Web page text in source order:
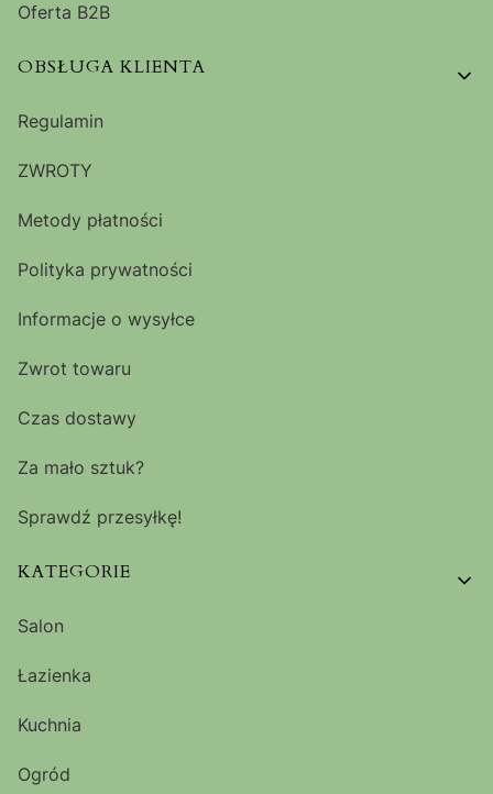
Oferta B2B
OBSŁUGA KLIENTA
Regulamin
ZWROTY
Metody płatności
Polityka prywatności
Informacje o wysyłce
Zwrot towaru
Czas dostawy
Za mało sztuk?
Sprawdź przesyłkę!
KATEGORIE
Salon
Łazienka
Kuchnia
Ogród